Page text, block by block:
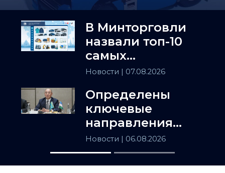
В Минторговли
назвали топ-10
самых
популярных
Казахстане
Новости | 07.08.2026
Определены
ключевые
направления
сотрудничества
Астаны и
Ташкента
Новости | 06.08.2026